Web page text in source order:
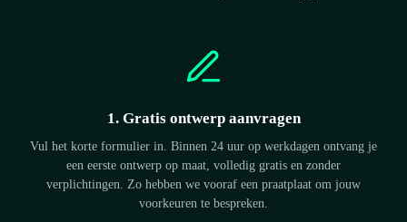
1. Gratis ontwerp aanvragen
Vul het korte formulier in. Binnen 24 uur op werkdagen ontvang je
een eerste ontwerp op maat, volledig gratis en zonder
verplichtingen. Zo hebben we vooraf een praatplaat om jouw
voorkeuren te bespreken.